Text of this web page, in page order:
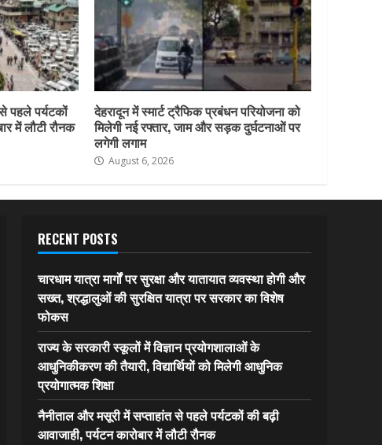
पहले पर्यटकों
में लौटी रौनक
देहरादून में स्मार्ट ट्रैफिक प्रबंधन परियोजना को
मिलेगी नई रफ्तार, जाम और सड़क दुर्घटनाओं पर
लगेगी लगाम
August 6, 2026
RECENT POSTS
चारधाम यात्रा मार्गों पर सुरक्षा और यातायात व्यवस्था होगी और
सख्त, श्रद्धालुओं की सुरक्षित यात्रा पर सरकार का विशेष
फोकस
राज्य के सरकारी स्कूलों में विज्ञान प्रयोगशालाओं के
आधुनिकीकरण की तैयारी, विद्यार्थियों को मिलेगी आधुनिक
प्रयोगात्मक शिक्षा
नैनीताल और मसूरी में सप्ताहांत से पहले पर्यटकों की बढ़ी
आवाजाही, पर्यटन कारोबार में लौटी रौनक